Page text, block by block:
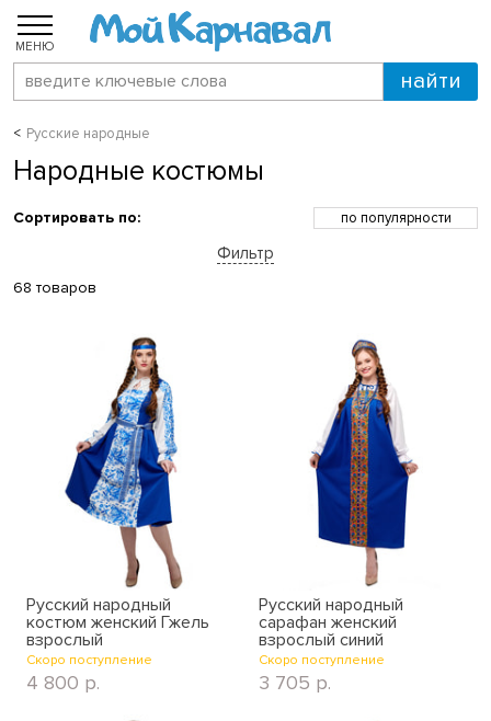
МЕНЮ
Русские народные
Народные костюмы
Сортировать по:
по популярности
Фильтр
68 товаров
Русский народный
костюм женский Гжель
взрослый
Скоро поступление
4 800 р.
Русский народный
сарафан женский
взрослый синий
Скоро поступление
3 705 р.